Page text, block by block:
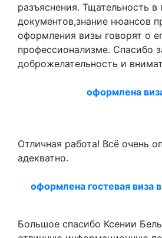
разъяснения. Тщательность в
документов,знание нюансов
оформления визы говорят о
профессионализме. Спасибо
доброжелательность и
оформлена
Отличная работа! Всё очень
адекватно.
оформлена гостевая виза
Большое спасибо Ксении